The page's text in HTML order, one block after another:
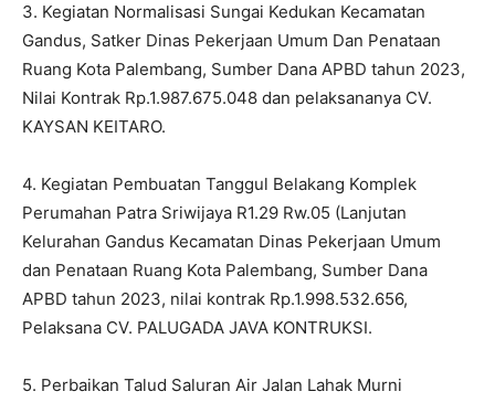
3. Kegiatan Normalisasi Sungai Kedukan Kecamatan
Gandus, Satker Dinas Pekerjaan Umum Dan Penataan
Ruang Kota Palembang, Sumber Dana APBD tahun 2023,
Nilai Kontrak Rp.1.987.675.048 dan pelaksananya CV.
KAYSAN KEITARO.
4. Kegiatan Pembuatan Tanggul Belakang Komplek
Perumahan Patra Sriwijaya R1.29 Rw.05 (Lanjutan
Kelurahan Gandus Kecamatan Dinas Pekerjaan Umum
dan Penataan Ruang Kota Palembang, Sumber Dana
APBD tahun 2023, nilai kontrak Rp.1.998.532.656,
Pelaksana CV. PALUGADA JAVA KONTRUKSI.
5. Perbaikan Talud Saluran Air Jalan Lahak Murni